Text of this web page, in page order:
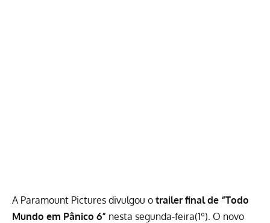
A Paramount Pictures divulgou o trailer final de “Todo
Mundo em Pânico 6” nesta segunda-feira(1º). O novo